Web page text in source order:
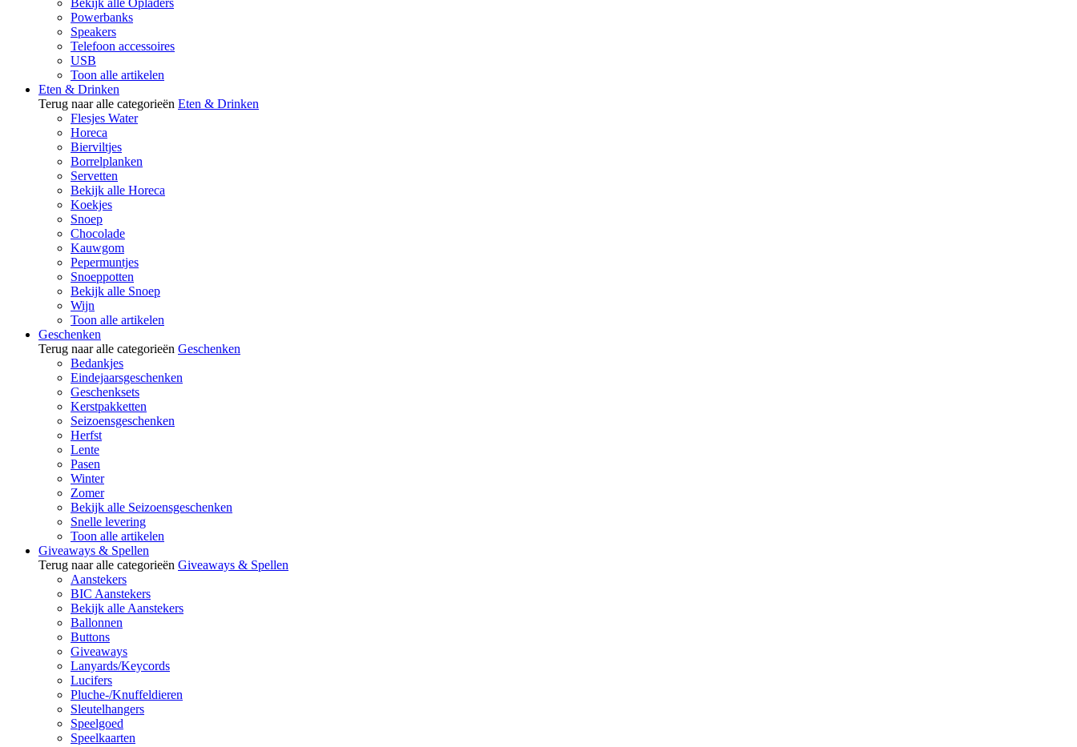
Bekijk alle Opladers
Powerbanks
Speakers
Telefoon accessoires
USB
Toon alle artikelen
Eten & Drinken
Terug naar alle categorieën Eten & Drinken
Flesjes Water
Horeca
Bierviltjes
Borrelplanken
Servetten
Bekijk alle Horeca
Koekjes
Snoep
Chocolade
Kauwgom
Pepermuntjes
Snoeppotten
Bekijk alle Snoep
Wijn
Toon alle artikelen
Geschenken
Terug naar alle categorieën Geschenken
Bedankjes
Eindejaarsgeschenken
Geschenksets
Kerstpakketten
Seizoensgeschenken
Herfst
Lente
Pasen
Winter
Zomer
Bekijk alle Seizoensgeschenken
Snelle levering
Toon alle artikelen
Giveaways & Spellen
Terug naar alle categorieën Giveaways & Spellen
Aanstekers
BIC Aanstekers
Bekijk alle Aanstekers
Ballonnen
Buttons
Giveaways
Lanyards/Keycords
Lucifers
Pluche-/Knuffeldieren
Sleutelhangers
Speelgoed
Speelkaarten